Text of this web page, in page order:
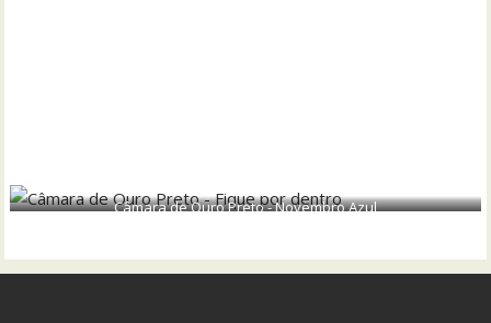
Câmara de Ouro Preto - Novembro Azul